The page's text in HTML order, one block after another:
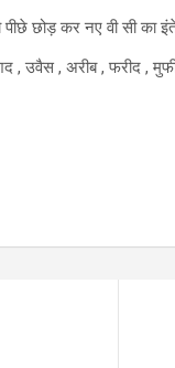
छोड़ कर नए वी सी का
, अरीब , फरीद , मुफीद